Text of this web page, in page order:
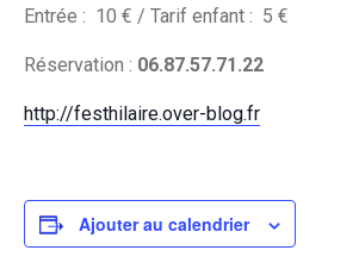
Entrée : 10 € / Tarif enfant : 5 €
Réservation : 06.87.57.71.22
http://festhilaire.over-blog.fr
Ajouter au calendrier